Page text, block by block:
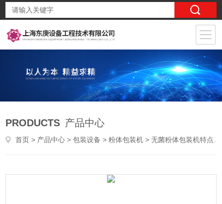
PRODUCTS 产品中心
首页 > 产品中心 >包装设备 >粉体包装机 > 无菌粉体包装机特点优势